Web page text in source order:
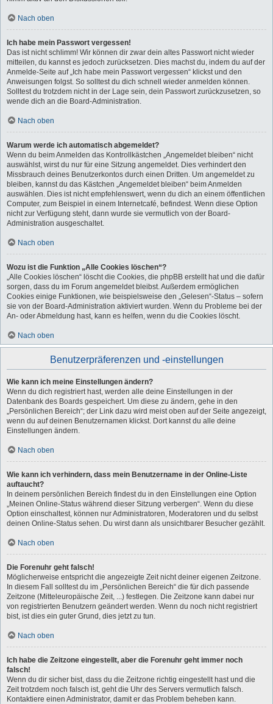
Nach oben
Ich habe mein Passwort vergessen!
Das ist nicht schlimm! Wir können dir zwar dein altes Passwort nicht wieder
mitteilen, du kannst es jedoch zurücksetzen. Dies machst du, indem du auf der
Anmelde-Seite auf „Ich habe mein Passwort vergessen“ klickst und den
Anweisungen folgst. So solltest du dich schnell wieder anmelden können.
Solltest du trotzdem nicht in der Lage sein, dein Passwort zurückzusetzen, so
wende dich an die Board-Administration.
Nach oben
Warum werde ich automatisch abgemeldet?
Wenn du beim Anmelden das Kontrollkästchen „Angemeldet bleiben“ nicht
auswählst, wirst du nur für eine Sitzung angemeldet. Dies verhindert den
Missbrauch deines Benutzerkontos durch einen Dritten. Um angemeldet zu
bleiben, kannst du das Kästchen „Angemeldet bleiben“ beim Anmelden
auswählen. Dies ist nicht empfehlenswert, wenn du dich an einem öffentlichen
Computer, zum Beispiel in einem Internetcafé, befindest. Wenn diese Option
nicht zur Verfügung steht, dann wurde sie vermutlich von der Board-
Administration ausgeschaltet.
Nach oben
Wozu ist die Funktion „Alle Cookies löschen“?
„Alle Cookies löschen“ löscht die Cookies, die phpBB erstellt hat und die dafür
sorgen, dass du im Forum angemeldet bleibst. Außerdem ermöglichen
Cookies einige Funktionen, wie beispielsweise den „Gelesen“-Status – sofern
sie von der Board-Administration aktiviert wurden. Wenn du Probleme bei der
An- oder Abmeldung hast, kann es helfen, wenn du die Cookies löscht.
Nach oben
Benutzerpräferenzen und -einstellungen
Wie kann ich meine Einstellungen ändern?
Wenn du dich registriert hast, werden alle deine Einstellungen in der
Datenbank des Boards gespeichert. Um diese zu ändern, gehe in den
„Persönlichen Bereich“; der Link dazu wird meist oben auf der Seite angezeigt,
wenn du auf deinen Benutzernamen klickst. Dort kannst du alle deine
Einstellungen ändern.
Nach oben
Wie kann ich verhindern, dass mein Benutzername in der Online-Liste
auftaucht?
In deinem persönlichen Bereich findest du in den Einstellungen eine Option
„Meinen Online-Status während dieser Sitzung verbergen“. Wenn du diese
Option einschaltest, können nur Administratoren, Moderatoren und du selbst
deinen Online-Status sehen. Du wirst dann als unsichtbarer Besucher gezählt.
Nach oben
Die Forenuhr geht falsch!
Möglicherweise entspricht die angezeigte Zeit nicht deiner eigenen Zeitzone.
In diesem Fall solltest du im „Persönlichen Bereich“ die für dich passende
Zeitzone (Mitteleuropäische Zeit, ...) festlegen. Die Zeitzone kann dabei nur
von registrierten Benutzern geändert werden. Wenn du noch nicht registriert
bist, ist dies ein guter Grund, dies jetzt zu tun.
Nach oben
Ich habe die Zeitzone eingestellt, aber die Forenuhr geht immer noch
falsch!
Wenn du dir sicher bist, dass du die Zeitzone richtig eingestellt hast und die
Zeit trotzdem noch falsch ist, geht die Uhr des Servers vermutlich falsch.
Kontaktiere einen Administrator, damit er das Problem beheben kann.